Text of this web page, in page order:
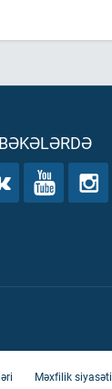
Məxfilik siyasəti